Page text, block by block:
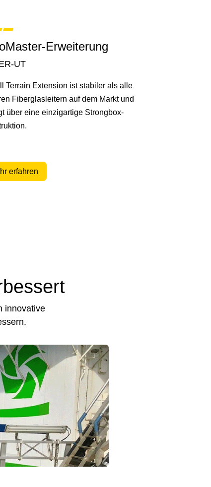
Erweiterung
UT
Terrain Extension ist stabiler als alle
Fiberglasleitern auf dem Markt und
über eine einzigartige Strongbox-
erfahren
innovative